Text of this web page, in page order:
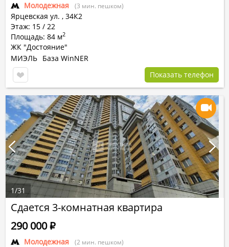
Молодежная (3 мин. пешком)
Ярцевская ул. , 34К2
Этаж: 15 / 22
Площадь: 84 м2
ЖК "Достояние"
МИЭЛЬ База WinNER
Показать телефон
Сдается 3-комнатная квартира
Молодежная (2 мин. пешком)
290 000Р
1/31